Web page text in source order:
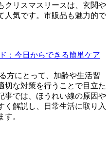
クリスマスリースは、玄関や
人気です。市販品も魅力的で
：今日からできる簡単ケア
方にとって、加齢や生活習
切な対策を行うことで目立た
事では、ほうれい線の原因や
く解説し、日常生活に取り入
。